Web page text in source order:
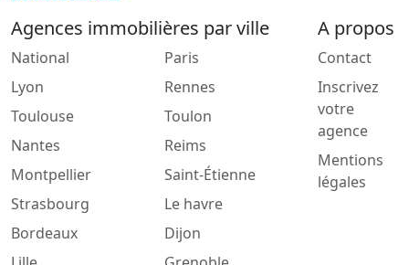
Agences immobilières par ville
National
Lyon
Toulouse
Nantes
Montpellier
Strasbourg
Bordeaux
Paris
Rennes
Toulon
Reims
Saint-Étienne
Le havre
Dijon
A propos
Contact
Inscrivez
votre
agence
Mentions
légales